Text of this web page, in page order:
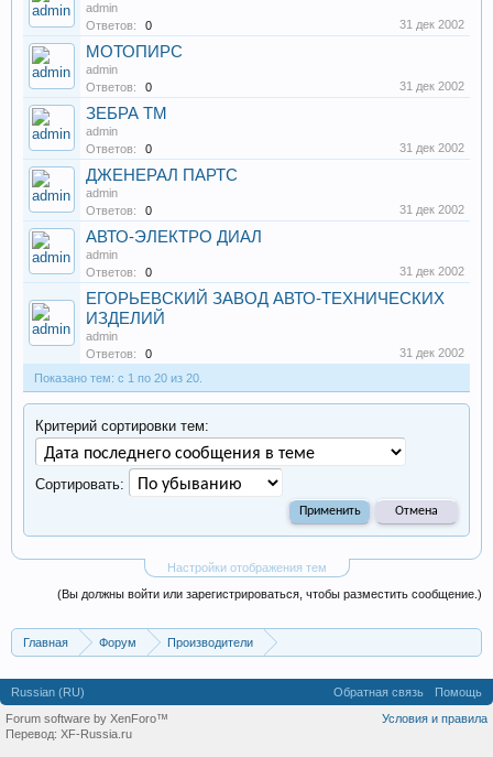
admin
Ответов:
0 31 дек 2002
МОТОПИРС
admin
Ответов:
0 31 дек 2002
ЗЕБРА ТМ
admin
Ответов:
0 31 дек 2002
ДЖЕНЕРАЛ ПАРТС
admin
Ответов:
0 31 дек 2002
АВТО-ЭЛЕКТРО ДИАЛ
admin
Ответов:
0 31 дек 2002
ЕГОРЬЕВСКИЙ ЗАВОД АВТО-ТЕХНИЧЕСКИХ
ИЗДЕЛИЙ
admin
Ответов:
0
31 дек 2002
Показано тем: с 1 по 20 из 20.
Настройки отображения тем
Критерий сортировки тем:
Сортировать:
(Вы должны войти или зарегистрироваться, чтобы разместить сообщение.)
Главная Форум
Производители
Russian (RU) Обратная связь
Помощь
Условия и правила
Forum software by XenForo™
Перевод: XF-Russia.ru